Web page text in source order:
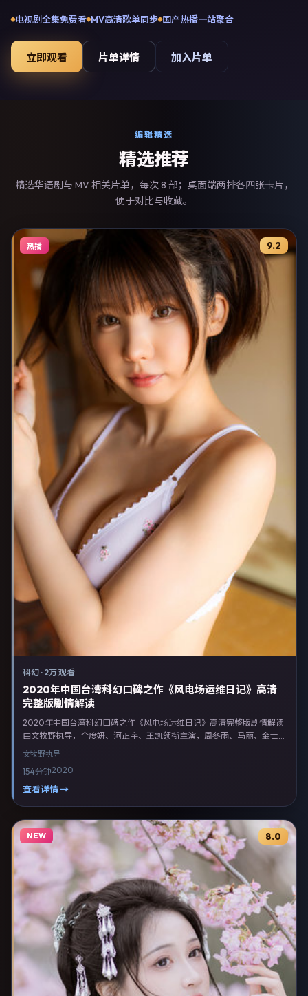
台湾首映礼举办，全国多城路演与线上观影同步开启。影片在
节奏、摄影与配乐上强调沉浸体验，可作为片单推荐、影评长
文与专题策划的引用素材。
电视剧全集免费看 MV高清歌单同步 国产热播一站聚合
立即观看 片单详情 加入片单
编辑精选
精选推荐
精选华语剧与 MV 相关片单，每次 8 部；桌面端两排各四张卡片，
便于对比与收藏。
热播 9.2
科幻 · 2万 观看
2020年中国台湾科幻口碑之作《风电场运维日记》高清
完整版剧情解读
2020年中国台湾科幻口碑之作《风电场运维日记》高清完整版剧情解读
由文牧野执导，全度妍、河正宇、王凯领衔主演，周冬雨、马丽、金世佳
等联合出演。剧情以科幻类型为主线，融合中国台湾本土叙事与人物弧
2020年5月13日中国台湾首映礼举办，全国多城路演与线上观影同步开
启。影片在节奏、摄影与配乐上强调沉浸体验，可作为片单推荐、影评长
文牧野执导
154分钟2020
查看详情 →
NEW 8.0